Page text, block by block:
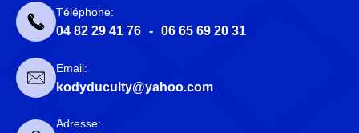
Téléphone:
04 82 29 41 76 - 06 65 69 20 31
Email:
kodyduculty@yahoo.com
Adresse: